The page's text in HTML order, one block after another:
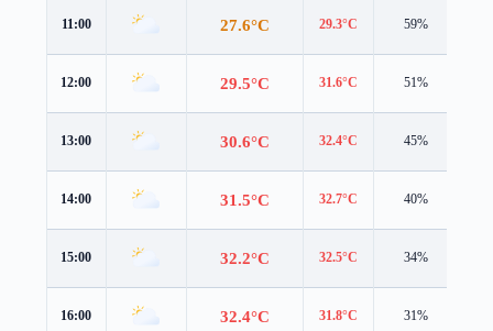
11:00 27.6°C 29.3°C 59%
12:00 29.5°C 31.6°C 51%
13:00 30.6°C 32.4°C 45%
14:00 31.5°C 32.7°C 40%
15:00 32.2°C 32.5°C 34%
16:00 32.4°C 31.8°C 31%